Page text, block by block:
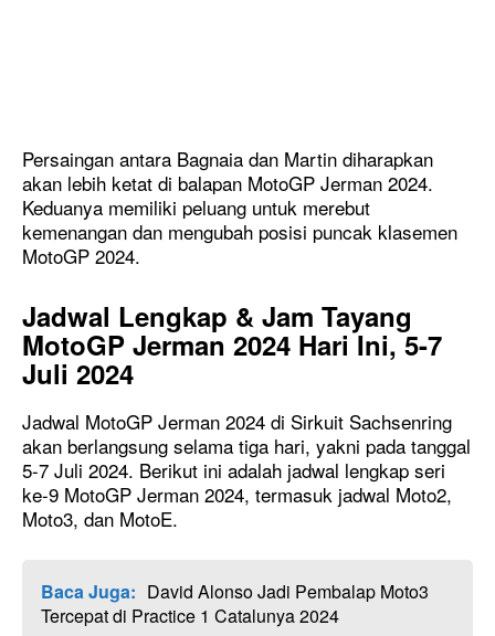
Persaingan antara Bagnaia dan Martin diharapkan
akan lebih ketat di balapan MotoGP Jerman 2024.
Keduanya memiliki peluang untuk merebut
kemenangan dan mengubah posisi puncak klasemen
MotoGP 2024.
Jadwal Lengkap & Jam Tayang
MotoGP Jerman 2024 Hari Ini, 5-7
Juli 2024
Jadwal MotoGP Jerman 2024 di Sirkuit Sachsenring
akan berlangsung selama tiga hari, yakni pada tanggal
5-7 Juli 2024. Berikut ini adalah jadwal lengkap seri
ke-9 MotoGP Jerman 2024, termasuk jadwal Moto2,
Moto3, dan MotoE.
Baca Juga: David Alonso Jadi Pembalap Moto3
Tercepat di Practice 1 Catalunya 2024